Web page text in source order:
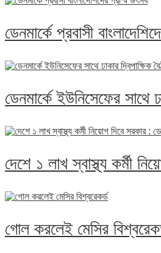
ডেনমার্কে প্রবাসী
ডেনমার্কে ইউনিসেফের
দেশে ১ লাখ স্বাস্থ্য কর্মী
গোল করলেই মেসির